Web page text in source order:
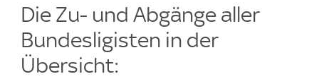
Die Zu- und Abgänge aller
Bundesligisten in der
Übersicht: